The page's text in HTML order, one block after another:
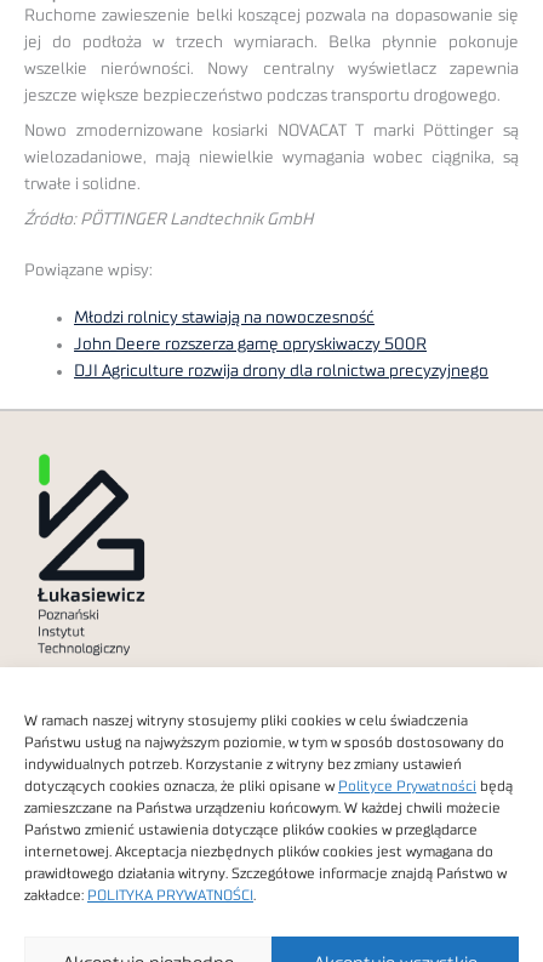
W ramach naszej witryny stosujemy pliki cookies w celu świadczenia
Państwu usług na najwyższym poziomie, w tym w sposób dostosowany do
indywidualnych potrzeb. Korzystanie z witryny bez zmiany ustawień
dotyczących cookies oznacza, że pliki opisane w Polityce Prywatności będą
zamieszczane na Państwa urządzeniu końcowym. W każdej chwili możecie
Państwo zmienić ustawienia dotyczące plików cookies w przeglądarce
internetowej. Akceptacja niezbędnych plików cookies jest wymagana do
prawidłowego działania witryny. Szczegółowe informacje znajdą Państwo w
zakładce: POLITYKA PRYWATNOŚCI
Ruchome zawieszenie belki koszącej pozwala na dopasowanie się
jej do podłoża w trzech wymiarach. Belka płynnie pokonuje
wszelkie nierówności. Nowy centralny wyświetlacz zapewnia
jeszcze większe bezpieczeństwo podczas transportu drogowego.
Nowo zmodernizowane kosiarki NOVACAT T marki Pöttinger są
wielozadaniowe, mają niewielkie wymagania wobec ciągnika, są
trwałe i solidne.
Źródło: PÖTTINGER Landtechnik GmbH
Powiązane wpisy:
Młodzi rolnicy stawiają na nowoczesność
John Deere rozszerza gamę opryskiwaczy 500R
DJI Agriculture rozwija drony dla rolnictwa precyzyjnego
Dostępność cyfrowa
Obrazy stockowe
autorstwa